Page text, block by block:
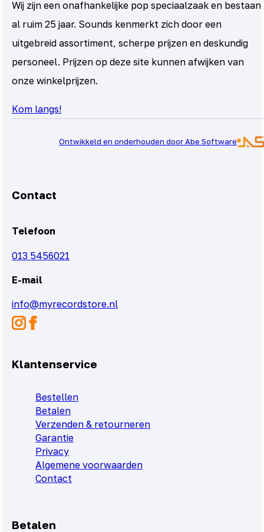
Wij zijn een onafhankelijke pop speciaalzaak en bestaan
al ruim 25 jaar. Sounds kenmerkt zich door een
uitgebreid assortiment, scherpe prijzen en deskundig
personeel. Prijzen op deze site kunnen afwijken van
onze winkelprijzen.
Kom langs!
Ontwikkeld en onderhouden door Abe Software
Contact
Telefoon
013 5456021
E-mail
info@myrecordstore.nl
Klantenservice
Bestellen
Betalen
Verzenden & retourneren
Garantie
Privacy
Algemene voorwaarden
Contact
Betalen